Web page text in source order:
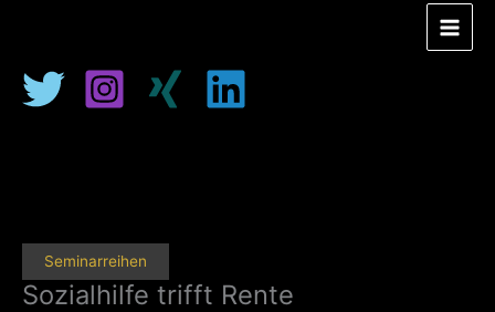
Seminarreihen
Sozialhilfe trifft Rente